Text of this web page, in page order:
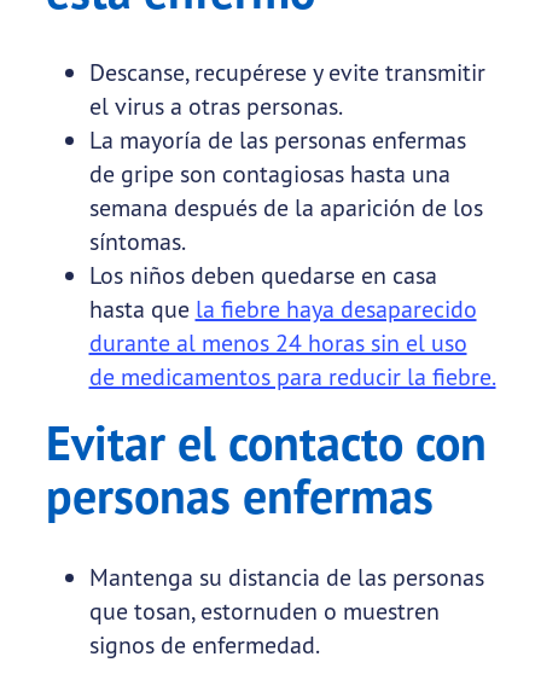
Descanse, recupérese y evite transmitir
el virus a otras personas.
La mayoría de las personas enfermas
de gripe son contagiosas hasta una
semana después de la aparición de los
síntomas.
Los niños deben quedarse en casa
hasta que la fiebre haya desaparecido
durante al menos 24 horas sin el uso
de medicamentos para reducir la fiebre.
Evitar el contacto con
personas enfermas
Mantenga su distancia de las personas
que tosan, estornuden o muestren
signos de enfermedad.